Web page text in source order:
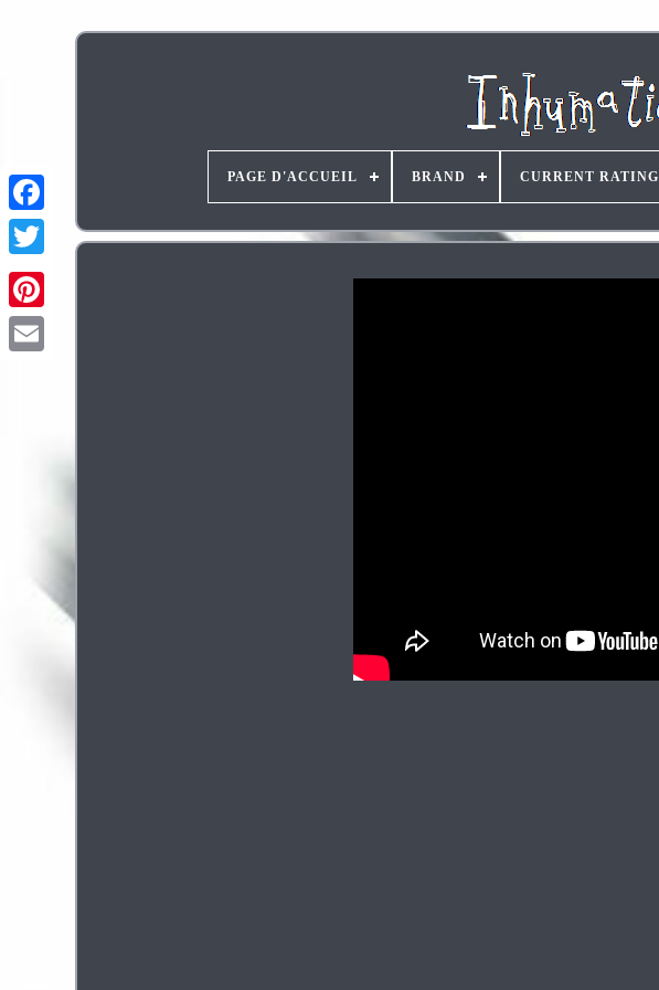
Pinterest
PAGE D'ACCUEIL BRAND CURRENT RATING